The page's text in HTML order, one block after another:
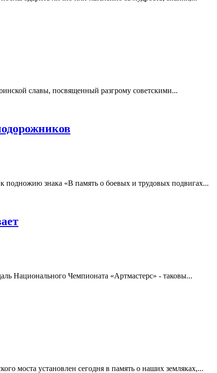
славы, посвященный разгрому советскими...
подножию знака «В память о боевых и трудовых подвигах...
Национального Чемпионата «Артмастерс» - таковы...
моста установлен сегодня в память о наших земляках,...